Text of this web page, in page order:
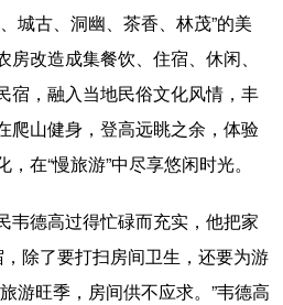
访谈 视频
金融 汽车
信息化 乡村振兴
娱乐 时尚
书画 一带一路
古、洞幽、茶香、林茂”的美
改造成集餐饮、住宿、休闲、
宿，融入当地民俗文化风情，丰
爬山健身，登高远眺之余，体验
在“慢旅游”中尽享悠闲时光。
德高过得忙碌而充实，他把家
除了要打扫房间卫生，还要为游
游旺季，房间供不应求。”韦德高